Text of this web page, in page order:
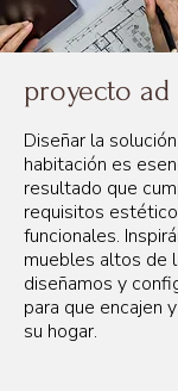
proyecto
Diseñar la
habitación es
resultado que
requisitos
funcionales.
muebles altos de
diseñamos y
para que encajen
su hogar.